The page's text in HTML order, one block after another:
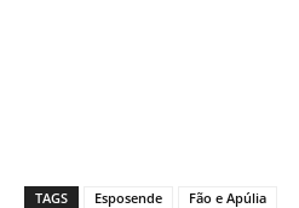
TAGS Esposende Fão e Apúlia